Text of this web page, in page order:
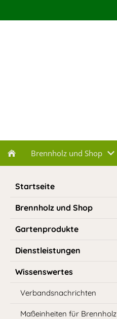
Brennholz und Shop
Startseite
Brennholz und Shop
Gartenprodukte
Dienstleistungen
Wissenswertes
Verbandsnachrichten
Maßeinheiten für Brennholz